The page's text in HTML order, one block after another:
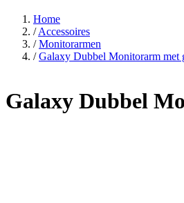
Home
/ Accessoires
/ Monitorarmen
/ Galaxy Dubbel Monitorarm met
Galaxy Dubbel